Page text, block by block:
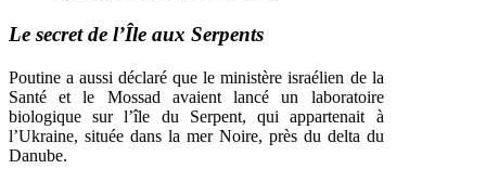
Le secret de l’Île aux Serpents
Poutine a aussi déclaré que le ministère israélien de la
Santé et le Mossad avaient lancé un laboratoire
biologique sur l’île du Serpent, qui appartenait à
l’Ukraine, située dans la mer Noire, près du delta du
Danube.